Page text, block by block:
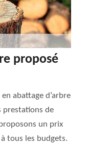
proposé
abattage d’arbre
prestations de
un prix
tous les budgets.